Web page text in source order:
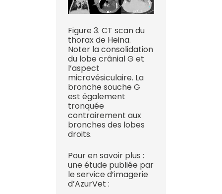
Figure 3. CT scan du
thorax de Heina.
Noter la consolidation
du lobe crânial G et
l’aspect
microvésiculaire. La
bronche souche G
est également
tronquée
contrairement aux
bronches des lobes
droits.
Pour en savoir plus :
une étude publiée par
le service d’imagerie
d’AzurVet :